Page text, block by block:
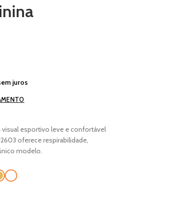
juros
visual esportivo leve e confortável
oferece respirabilidade,
modelo.